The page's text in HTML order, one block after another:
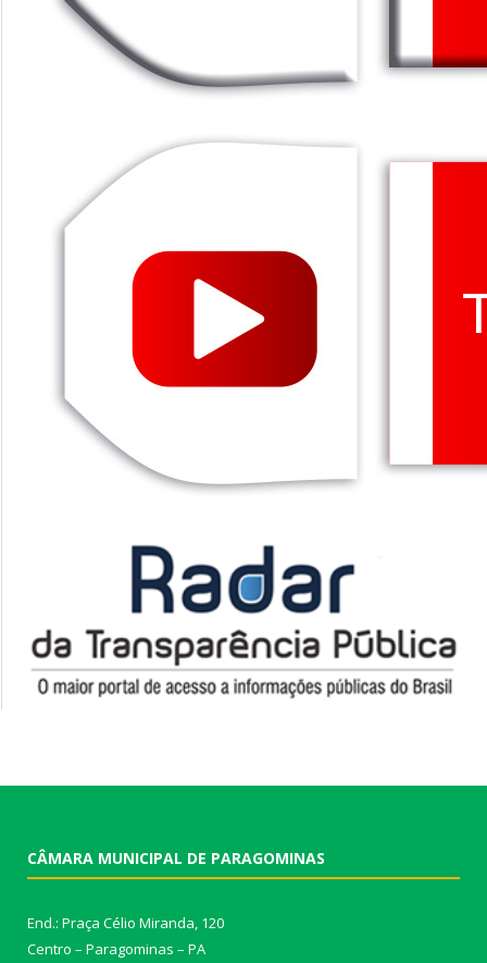
CÂMARA MUNICIPAL DE PARAGOMINAS
End.: Praça Célio Miranda, 120
Centro – Paragominas – PA